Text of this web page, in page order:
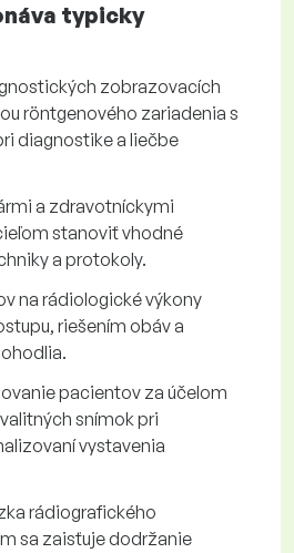
typicky
zobrazovacích
röntgenového zariadenia s
diagnostike a liečbe
a zdravotníckymi
stanoviť vhodné
a protokoly.
na rádiologické výkony
riešením obáv a
pacientov za účelom
snímok pri
vystavenia
rádiografického
sa zaisťuje dodržanie